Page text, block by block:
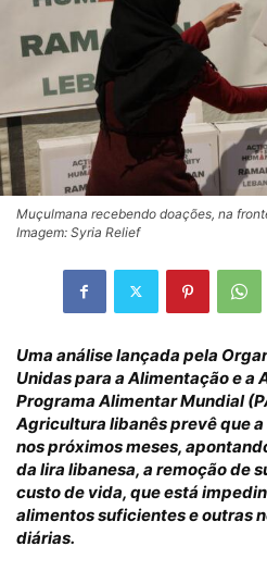
Muçulmana recebendo doações, na
Imagem: Syria Relief
Uma análise lançada pela
Unidas para a Alimentação e a
Programa Alimentar Mundial
Agricultura libanês prevê que
nos próximos meses,
da lira libanesa, a remoção de
custo de vida, que está
alimentos suficientes e outras
diárias.